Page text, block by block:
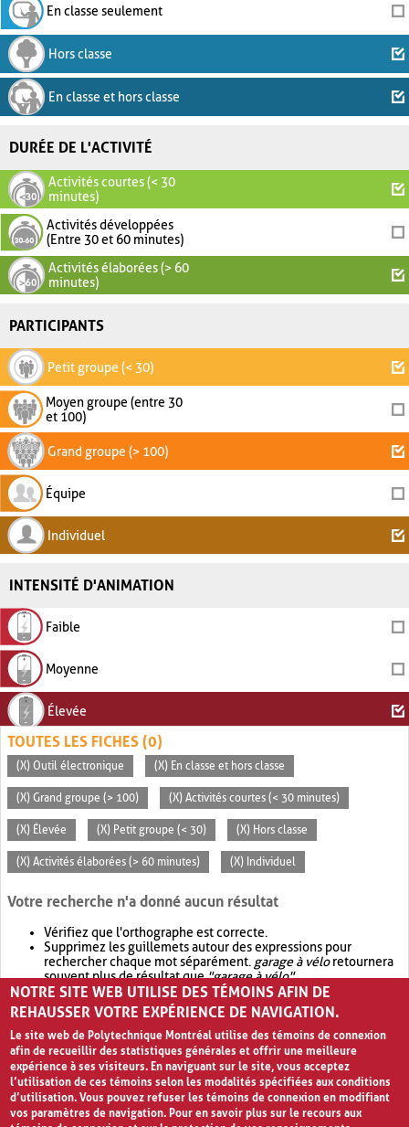
En classe seulement
Hors classe
En classe et hors classe
DURÉE DE L'ACTIVITÉ
Activités courtes (< 30
minutes)
Activités développées
(Entre 30 et 60 minutes)
Activités élaborées (> 60
minutes)
PARTICIPANTS
Petit groupe (< 30)
Moyen groupe (entre 30
et 100)
Grand groupe (> 100)
Équipe
Individuel
INTENSITÉ D'ANIMATION
Faible
Moyenne
Élevée
TOUTES LES FICHES (0)
(X) Outil électronique (X) En classe et hors classe
(X) Grand groupe (> 100) (X) Activités courtes (< 30 minutes)
(X) Élevée (X) Petit groupe (< 30) (X) Hors classe
(X) Activités élaborées (> 60 minutes) (X) Individuel
Votre recherche n'a donné aucun résultat
Vérifiez que l'orthographe est correcte.
Supprimez les guillemets autour des expressions pour
rechercher chaque mot séparément. garage à véloretournera
souvent plus de résultat que"garage à vélo".
Envisagez d'élargir votre recherche avec OR.garage OR vélo
retournera souvent plus de résultat quegarage à vélo
NOTRE SITE WEB UTILISE DES TÉMOINS AFIN DE
REHAUSSER VOTRE EXPÉRIENCE DE NAVIGATION.
Le site web de Polytechnique Montréal utilise des témoins de connexion
afin de recueillir des statistiques générales et offrir une meilleure
expérience à ses visiteurs. En naviguant sur le site, vous acceptez
l’utilisation de ces témoins selon les modalités spécifiées aux conditions
d’utilisation. Vous pouvez refuser les témoins de connexion en modifiant
vos paramètres de navigation. Pour en savoir plus sur le recours aux